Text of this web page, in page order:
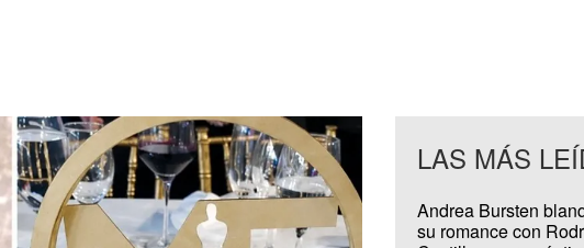
LAS MÁS
Andrea Bursten
su romance con